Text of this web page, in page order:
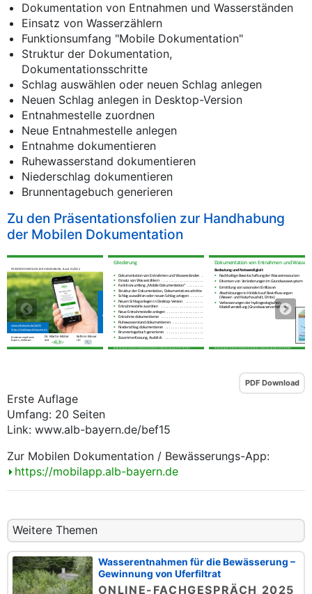
Dokumentation von Entnahmen und Wasserständen
Einsatz von Wasserzählern
Funktionsumfang "Mobile Dokumentation"
Struktur der Dokumentation,
Dokumentationsschritte
Schlag auswählen oder neuen Schlag anlegen
Neuen Schlag anlegen in Desktop-Version
Entnahmestelle zuordnen
Neue Entnahmestelle anlegen
Entnahme dokumentieren
Ruhewasserstand dokumentieren
Niederschlag dokumentieren
Brunnentagebuch generieren
Zu den Präsentationsfolien zur Handhabung
der Mobilen Dokumentation
PDF Download
Erste Auflage
Umfang: 20 Seiten
Link: www.alb-bayern.de/bef15
Zur Mobilen Dokumentation / Bewässerungs-App:
https://mobilapp.alb-bayern.de
Weitere Themen
Wasserentnahmen für die Bewässerung –
Gewinnung von Uferfiltrat
ONLINE-FACHGESPRÄCH 2025